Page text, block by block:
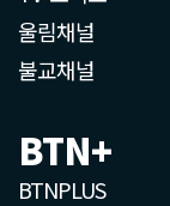
울림채널
불교채널
BTN+
BTNPLUS